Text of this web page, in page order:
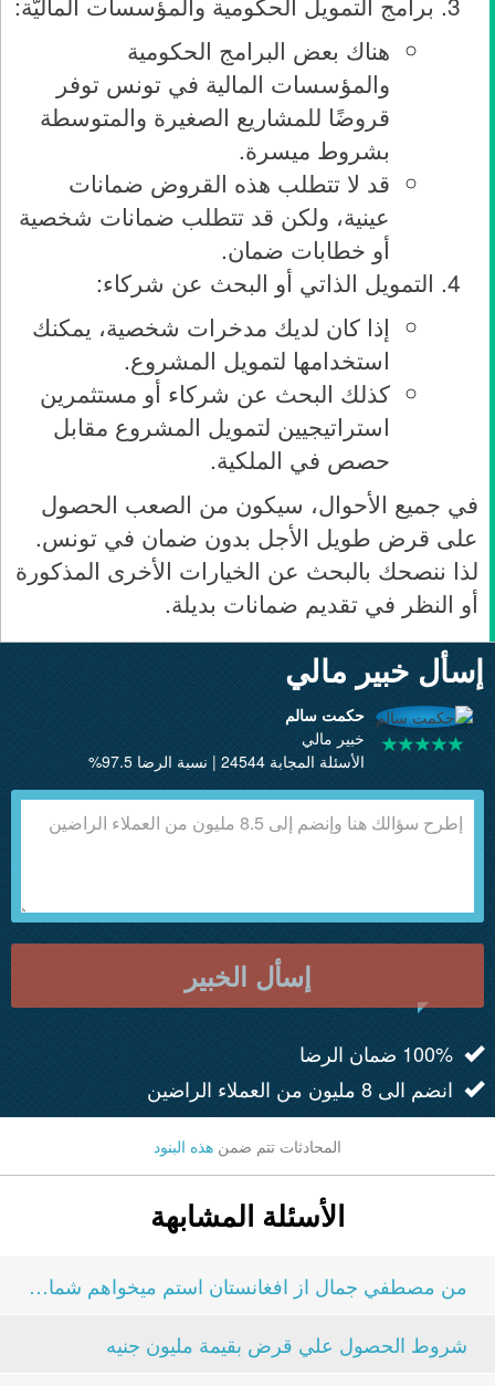
هناك بعض البرامج الحكومية
والمؤسسات المالية في تونس توفر
قروضًا للمشاريع الصغيرة والمتوسطة
بشروط ميسرة.
قد لا تتطلب هذه القروض ضمانات
عينية، ولكن قد تتطلب ضمانات شخصية
أو خطابات ضمان.
التمويل الذاتي أو البحث عن شركاء:
إذا كان لديك مدخرات شخصية، يمكنك
استخدامها لتمويل المشروع.
كذلك البحث عن شركاء أو مستثمرين
استراتيجيين لتمويل المشروع مقابل
حصص في الملكية.
في جميع الأحوال، سيكون من الصعب الحصول
على قرض طويل الأجل بدون ضمان في تونس.
لذا ننصحك بالبحث عن الخيارات الأخرى المذكورة
أو النظر في تقديم ضمانات بديلة.
إسأل خبير مالي
حكمت سالم
خبير مالي
الأسئلة المجابة 24544 | نسبة الرضا 97.5%
إسأل الخبير
100% ضمان الرضا
انضم الى 8 مليون من العملاء الراضين
المحادثات تتم ضمن هذه البنود
الأسئلة المشابهة
من مصطفي جمال از افغانستان استم ميخواهم شماره خود...
شروط الحصول علي قرض بقيمة مليون جنيه